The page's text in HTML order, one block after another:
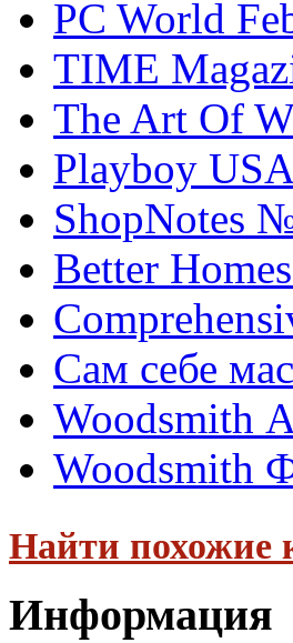
PC World
TIME
The Art Of
Playboy
ShopNotes
Better
Сам себе
Woodsmith
Woodsmith
Найти похожие
Информация